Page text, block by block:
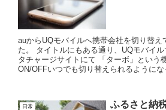
auからUQモバイルへ携帯会社を切り替え
た。 タイトルにもある通り、UQモバイ
タチャージサイトにて 「ターボ」という
ON/OFFいつでも切り替えられるように
日常 ふるさと納